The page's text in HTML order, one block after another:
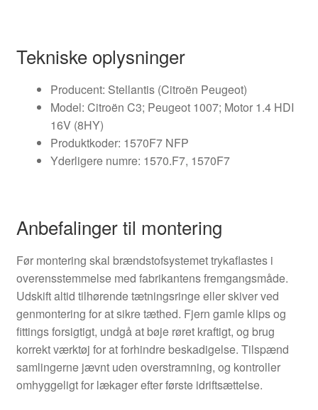
Tekniske oplysninger
Producent: Stellantis (Citroën Peugeot)
Model: Citroën C3; Peugeot 1007; Motor 1.4 HDI
16V (8HY)
Produktkoder: 1570F7 NFP
Yderligere numre: 1570.F7, 1570F7
Anbefalinger til montering
Før montering skal brændstofsystemet trykaflastes i
overensstemmelse med fabrikantens fremgangsmåde.
Udskift altid tilhørende tætningsringe eller skiver ved
genmontering for at sikre tæthed. Fjern gamle klips og
fittings forsigtigt, undgå at bøje røret kraftigt, og brug
korrekt værktøj for at forhindre beskadigelse. Tilspænd
samlingerne jævnt uden overstramning, og kontroller
omhyggeligt for lækager efter første idriftsættelse.